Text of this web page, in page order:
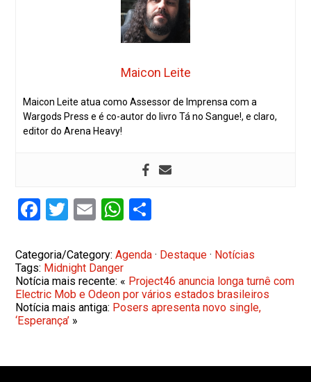
Maicon Leite
Maicon Leite atua como Assessor de Imprensa com a
Wargods Press e é co-autor do livro Tá no Sangue!, e claro,
editor do Arena Heavy!
Facebook
Twitter
EmailWhatsApp
Categoria/Category:Agenda · Destaque · Notícias
Tags: Midnight Danger
Notícia mais recente: « Project46 anuncia longa turnê com
Electric Mob e Odeon por vários estados brasileiros
Notícia mais antiga: Posers apresenta novo single,
‘Esperança’ »